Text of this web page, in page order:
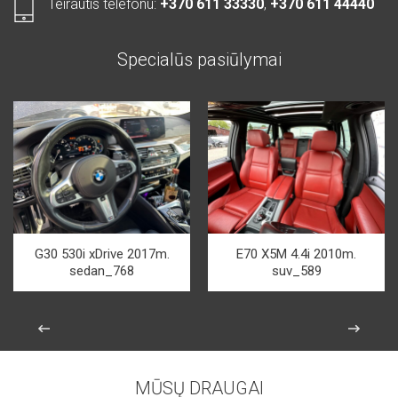
Teirautis telefonu: +370 611 33330, +370 611 44440
Specialūs pasiūlymai
G30 530i xDrive 2017m.
sedan_768
E70 X5M 4.4i 2010m.
suv_589
MŪSŲ DRAUGAI